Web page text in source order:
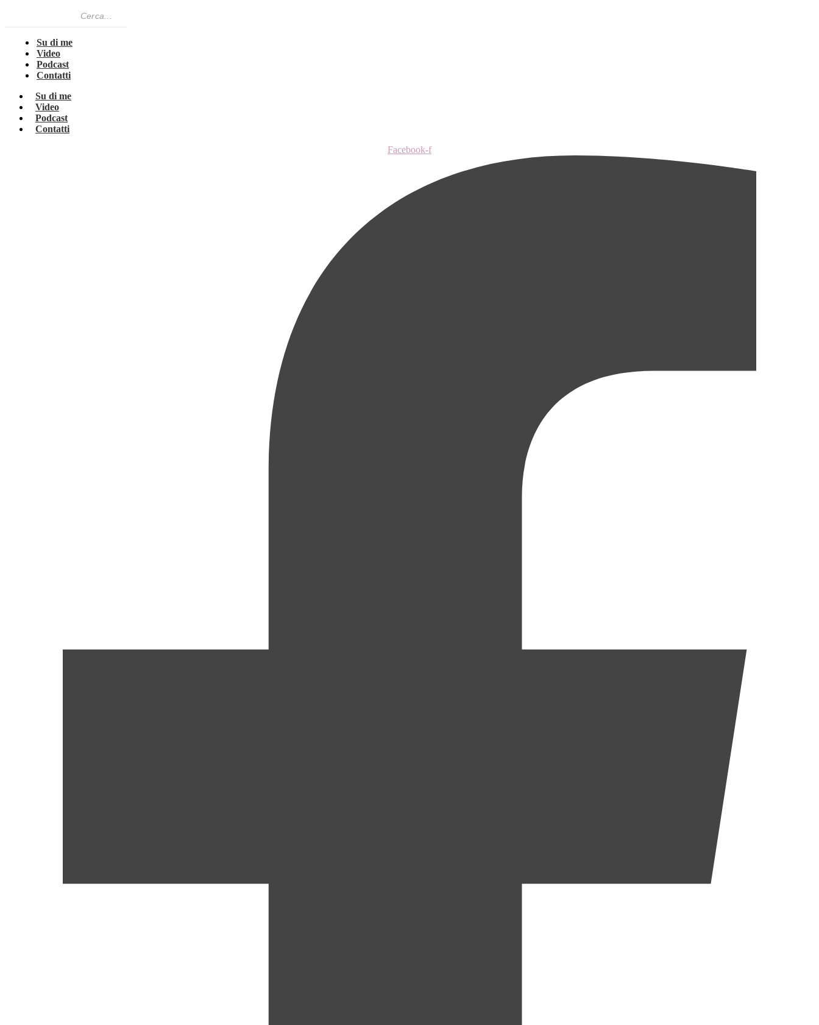
Su di me
Video
Podcast
Contatti
Su di me
Video
Podcast
Contatti
Facebook-f